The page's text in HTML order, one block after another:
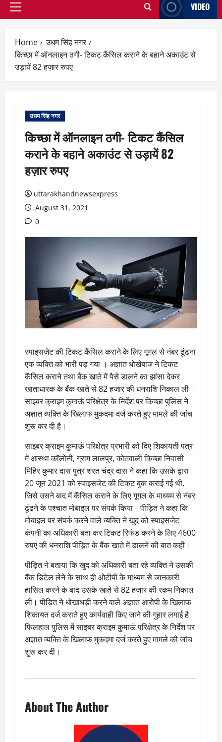
Primary
VIDEO
Home
उधम सिंह नगर
किच्छा में ऑनलाइन ठगी- टिकट कैंसिल कराने के बहाने अकाउंट से
उड़ायें 82 हज़ार रुपए
उधम सिंह नगर
किच्छा में ऑनलाइन ठगी- टिकट कैंसिल
कराने के बहाने अकाउंट से उड़ायें 82
हज़ार रुपए
uttarakhandnewsexpress
August 31, 2021
0
स्पाइसजेट की टिकट कैंसिल कराने के लिए गूगल से नंबर ढूंढना
एक व्यक्ति को भारी पड़ गया । अज्ञात धोखेबाज ने टिकट
कैंसिल कराने तथा बैंक खाते में पैसे डालने का झांसा देकर
खाताधारक के बैंक खाते से 82 हजार की धनराशि निकाल ली।
साइबर क्राइम कुमाऊं परिक्षेत्र के निर्देश पर किच्छा पुलिस ने
अज्ञात व्यक्ति के खिलाफ मुकदमा दर्ज करते हुए मामले की जांच
शुरू कर दी है।
साइबर क्राइम कुमाऊं परिक्षेत्र प्रभारी को दिए शिकायती पत्र
में आस्था कॉलोनी, ग्राम लालपुर, कोतवाली किच्छा निवासी
मिहिर कुमार दास पुत्र शरत चंद्र दास ने कहा कि उसके द्वारा
20 जून 2021 को स्पाइसजेट की टिकट बुक कराई गई थी,
जिसे उसने बाद में कैंसिल कराने के लिए गूगल के माध्यम से नंबर
ढूंढने के पश्चात मोबाइल पर संपर्क किया। पीड़ित ने कहा कि
मोबाइल पर संपर्क करने वाले व्यक्ति ने खुद को स्पाइसजेट
कंपनी का अधिकारी बता कर टिकट रिफंड करने के लिए 4600
रुपए की धनराशि पीड़ित के बैंक खाते में डालने की बात कही।
पीड़ित ने बताया कि खुद को अधिकारी बता रहे व्यक्ति ने उसकी
बैंक डिटेल लेने के साथ ही ओटीपी के माध्यम से जानकारी
हासिल करने के बाद उसके खाते से 82 हजार की रकम निकाल
ली। पीड़ित ने धोखाधड़ी करने वाले अज्ञात आरोपी के खिलाफ
शिकायत दर्ज कराते हुए कार्यवाही किए जाने की गुहार लगाई है।
फिलहाल पुलिस में साइबर क्राइम कुमाऊं परिक्षेत्र के निर्देश पर
अज्ञात व्यक्ति के खिलाफ मुकदमा दर्ज करते हुए मामले की जांच
शुरू कर दी।
About The Author